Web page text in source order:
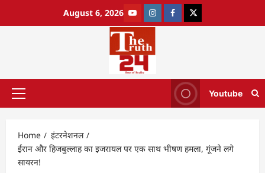
August 6, 2026
Youtube
Home
इंटरनेशनल
ईरान और हिजबुल्लाह का इजरायल पर एक साथ भीषण हमला, गूंजने लगे
सायरन!